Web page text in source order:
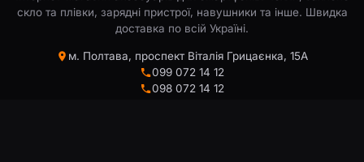
скло та плівки, зарядні пристрої, навушники та інше. Швидка
доставка по всій Україні.
м. Полтава, проспект Віталія Грицаєнка, 15А
099 072 14 12
098 072 14 12